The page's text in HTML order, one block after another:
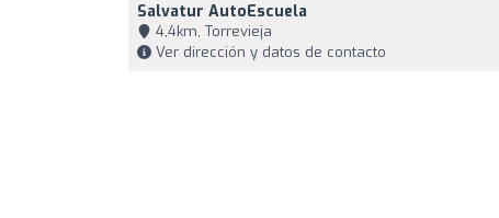
Salvatur AutoEscuela
4,4km, Torrevieja
Ver dirección y datos de contacto